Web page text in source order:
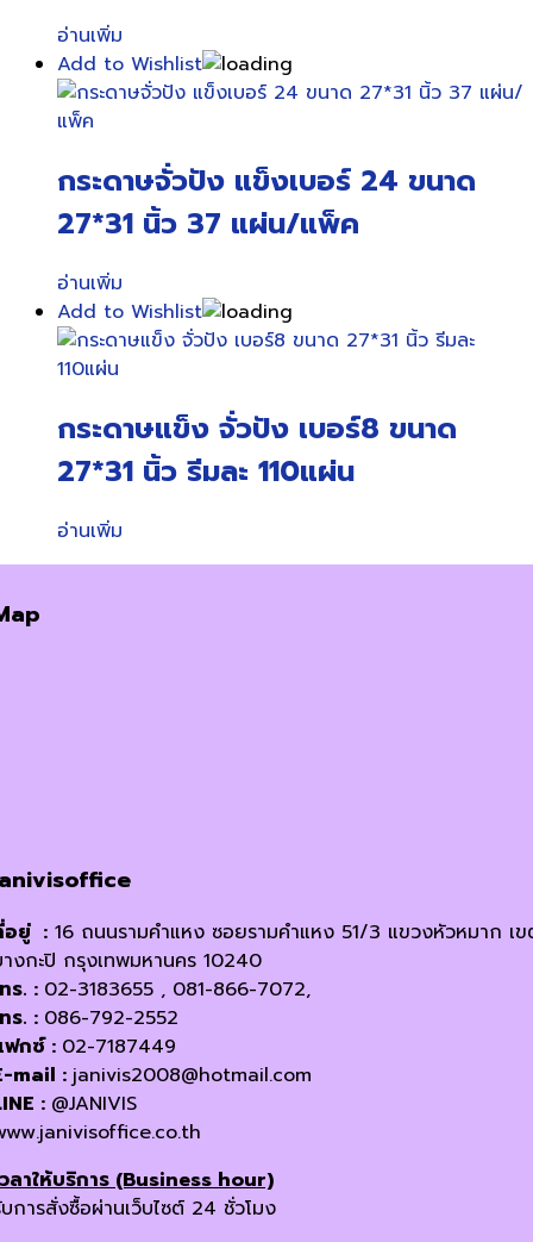
อ่านเพิ่ม
Add to Wishlist
กระดาษจั่วปัง แข็งเบอร์ 24 ขนาด
27*31 นิ้ว 37 แผ่น/แพ็ค
อ่านเพิ่ม
Add to Wishlist
กระดาษแข็ง จั่วปัง เบอร์8 ขนาด
27*31 นิ้ว รีมละ 110แผ่น
อ่านเพิ่ม
อยู่ : 16 ถนนรามคำแหง ซอยรามคำแหง 51/3 แขวงหัวหมาก เ
งกะปิ กรุงเทพมหานคร 10240
ร. : 02-3183655 , 081-866-7072,
ร. : 086-792-2552
กซ์ : 02-7187449
mail : janivis2008@hotmail.com
: @JANIVIS
ลาให้บริการ (Business hour)
การสั่งซื้อผ่านเว็บไซต์ 24 ชั่วโมง